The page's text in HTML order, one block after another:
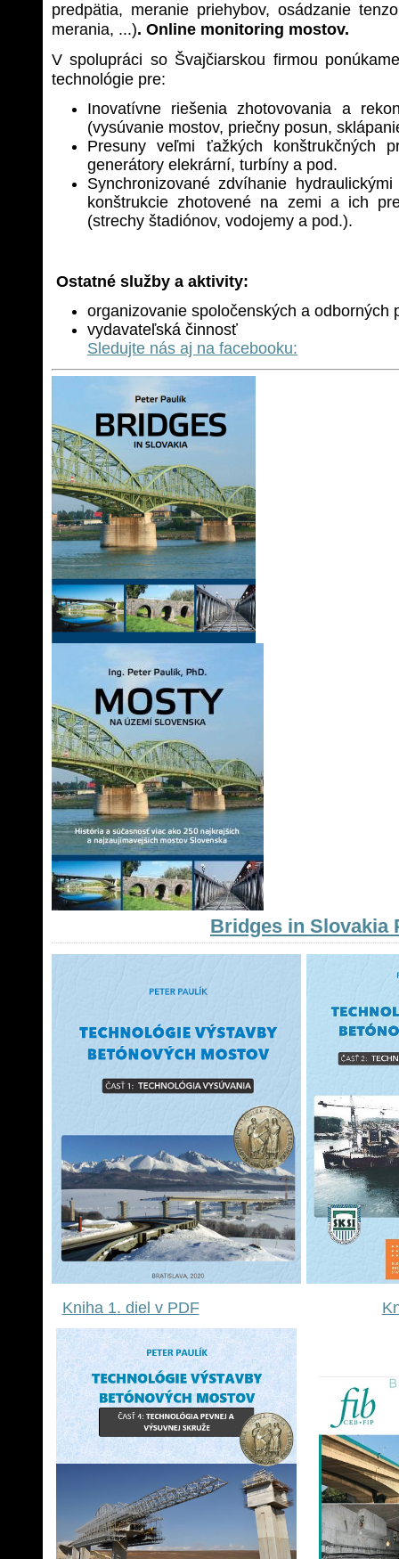
predpätia, meranie priehybov, osádzanie
merania, ...). Online monitoring mostov.
V spolupráci so Švajčiarskou firmou
technológie pre:
Inovatívne riešenia zhotovovania a
(vysúvanie mostov, priečny posun,
Presuny veľmi ťažkých konštrukčných
generátory elekrární, turbíny a pod.
Synchronizované zdvíhanie
konštrukcie zhotovené na zemi a ich
(strechy štadiónov, vodojemy a pod.).
Ostatné služby a aktivity:
organizovanie spoločenských a odborných
vydavateľská
Sledujte nás aj na facebooku:
Bridges in Slovakia
Kniha 1. diel v PDF